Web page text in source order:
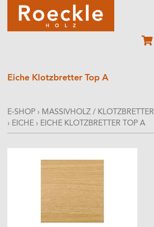
Eiche Klotzbretter Top A
E-SHOP › MASSIVHOLZ / KLOTZBRETTER
› EICHE › EICHE KLOTZBRETTER TOP A